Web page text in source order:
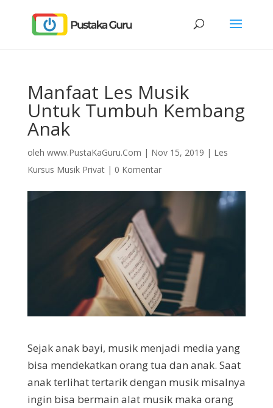
Manfaat Les Musik
Untuk Tumbuh Kembang
Anak
oleh www.PustaKaGuru.Com | Nov 15, 2019 | Les
Kursus Musik Privat| 0 Komentar
Sejak anak bayi, musik menjadi media yang
bisa mendekatkan orang tua dan anak. Saat
anak terlihat tertarik dengan musik misalnya
ingin bisa bermain alat musik maka orang